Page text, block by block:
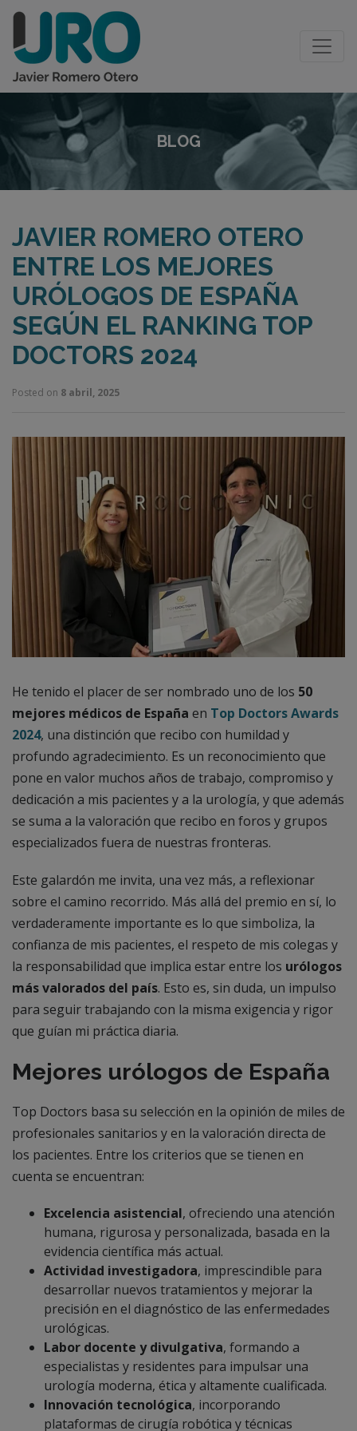
BLOG
JAVIER ROMERO OTERO
ENTRE LOS MEJORES
URÓLOGOS DE ESPAÑA
SEGÚN EL RANKING TOP
DOCTORS 2024
Posted on 8 abril, 2025
He tenido el placer de ser nombrado uno de los 50
mejores médicos de España en Top Doctors Awards
2024, una distinción que recibo con humildad y
profundo agradecimiento. Es un reconocimiento que
pone en valor muchos años de trabajo, compromiso y
dedicación a mis pacientes y a la urología, y que además
se suma a la valoración que recibo en foros y grupos
especializados fuera de nuestras fronteras.
Este galardón me invita, una vez más, a reflexionar
sobre el camino recorrido. Más allá del premio en sí, lo
verdaderamente importante es lo que simboliza, la
confianza de mis pacientes, el respeto de mis colegas y
la responsabilidad que implica estar entre los urólogos
más valorados del país. Esto es, sin duda, un impulso
para seguir trabajando con la misma exigencia y rigor
que guían mi práctica diaria.
Mejores urólogos de España
Top Doctors basa su selección en la opinión de miles de
profesionales sanitarios y en la valoración directa de
los pacientes. Entre los criterios que se tienen en
cuenta se encuentran:
Excelencia asistencial, ofreciendo una atención
humana, rigurosa y personalizada, basada en la
evidencia científica más actual.
Actividad investigadora, imprescindible para
desarrollar nuevos tratamientos y mejorar la
precisión en el diagnóstico de las enfermedades
urológicas.
Labor docente y divulgativa, formando a
especialistas y residentes para impulsar una
urología moderna, ética y altamente cualificada.
Innovación tecnológica, incorporando
plataformas de cirugía robótica y técnicas